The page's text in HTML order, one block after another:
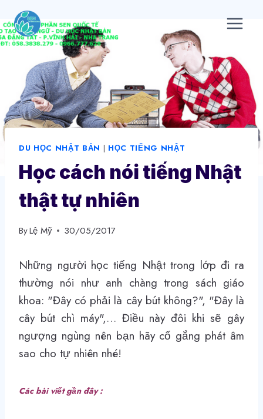
to
content
DU HỌC NHẬT BẢN | HỌC TIẾNG NHẬT
Học cách nói tiếng Nhật
thật tự nhiên
ByLệ Mỹ 30/05/2017
Những người học tiếng Nhật trong lớp đi ra
thường nói như anh chàng trong sách giáo
khoa: "Đây có phải là cây bút không?", "Đây là
cây bút chì máy",… Điều này đôi khi sẽ gây
ngượng ngùng nên bạn hãy cố gắng phát âm
sao cho tự nhiên nhé!
Các bài viết gần đây :